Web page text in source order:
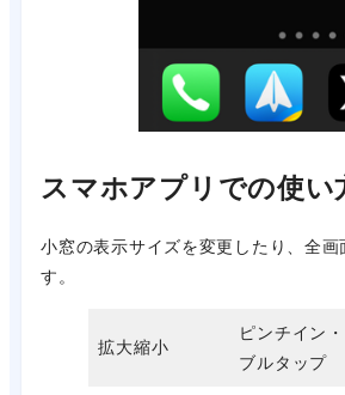
スマホアプリでの使い
小窓の表示サイズを変更したり、全
す。
拡大縮小
ピンチイン
ブルタップ